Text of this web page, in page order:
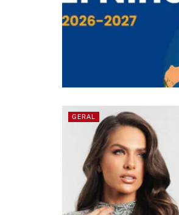
GERAL